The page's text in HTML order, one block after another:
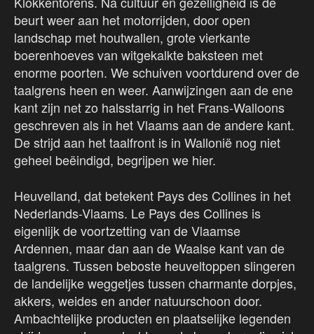
beurt weer aan het motorrijden, door open
landschap met houtwallen, grote vierkante
boerenhoeves van witgekalkte baksteen met
enorme poorten. We schuiven voortdurend over de
taalgrens heen en weer. Aanwijzingen aan de ene
kant zijn net zo halsstarrig in het Frans-Walloons
geschreven als in het Vlaams aan de andere kant.
De strijd aan het taalfront is in Wallonië nog niet
geheel beëindigd, begrijpen we hier.
Heuvelland, dat betekent Pays des Collines in het
Nederlands-Vlaams. Le Pays des Collines is
eigenlijk de voortzetting van de Vlaamse
Ardennen, maar dan aan de Waalse kant van de
taalgrens. Tussen beboste heuveltoppen slingeren
de landelijke weggetjes tussen charmante dorpjes,
akkers, weides en ander natuurschoon door.
Ambachtelijke producten en plaatselijke legenden